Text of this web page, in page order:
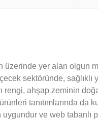
yer alan olgun
sektöründe,
rengi, ahşap zeminin
tanıtımlarında
ve web